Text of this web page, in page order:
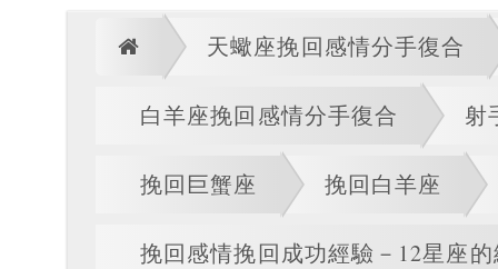
天蠍座挽回感情分手復合
白羊座挽回感情分手復合 射
挽回巨蟹座 挽回白羊座
挽回感情挽回成功經驗－12星座